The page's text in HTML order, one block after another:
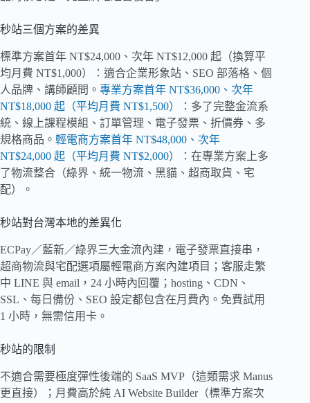
秒站三個方案的差異
標準方案首年 NT$24,000、次年 NT$12,000 起（換算平
均月費 NT$1,000）：適合企業形象站、SEO 部落格、個
人品牌、講師顧問。 專業方案首年 NT$36,000、次年
NT$18,000 起（平均月費 NT$1,500）
：多了完整金流系
統、線上課程模組、訂單管理、電子發票、折價券、多
規格商品。 輕電商方案首年 NT$48,000、次年
NT$24,000 起（平均月費 NT$2,000）
：在專業方案上多
了物流整合（綠界、統一物流、黑貓、超商取貨、宅
配）。
秒站對台灣本地的差異化
ECPay／藍新／綠界三大金流內建，電子發票直接串，
超商物流與宅配選項屬輕電商方案內建項目；客服走繁
中 LINE 與 email，24 小時內回覆；hosting、CDN、
SSL、每日備份、SEO 設定都包含在月費內。免費試用
1 小時，無需信用卡。
秒站的限制
不適合需要極度彈性後端的 SaaS MVP（這類需求 Manus
更直接）；月費高於純 AI Website Builder（標準方案次